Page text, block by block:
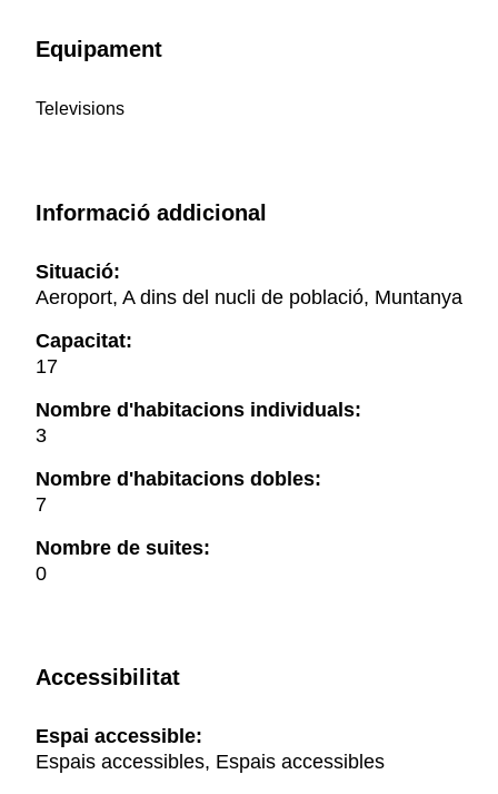
Equipament
Televisions
Informació addicional
Situació:
Aeroport, A dins del nucli de població, Muntanya
Capacitat:
17
Nombre d'habitacions individuals:
3
Nombre d'habitacions dobles:
7
Nombre de suites:
0
Accessibilitat
Espai accessible:
Espais accessibles, Espais accessibles